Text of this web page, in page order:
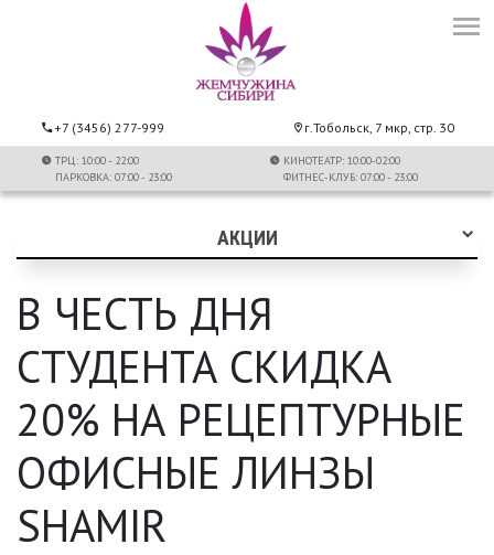
+7 (3456) 277-999 г.Тобольск, 7 мкр, стр. 30
ТРЦ: 10:00 - 22:00
ПАРКОВКА: 07:00 - 23:00
КИНОТЕАТР: 10:00-02:00
ФИТНЕС-КЛУБ: 07:00 - 23:00
АКЦИИ
В ЧЕСТЬ ДНЯ
СТУДЕНТА СКИДКА
20% НА РЕЦЕПТУРНЫЕ
ОФИСНЫЕ ЛИНЗЫ
SHAMIR